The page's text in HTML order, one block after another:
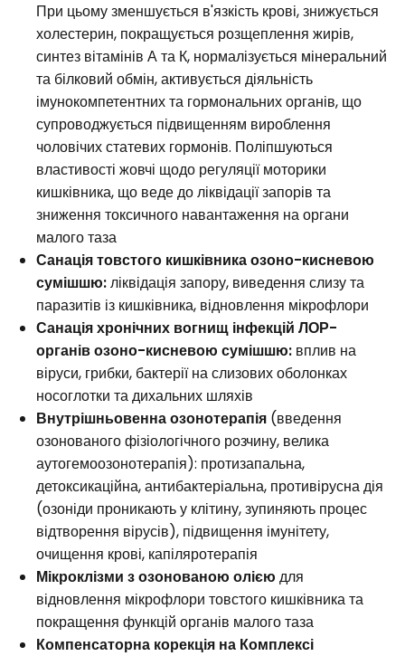
При цьому зменшується в'язкість крові, знижується
холестерин, покращується розщеплення жирів,
синтез вітамінів А та К, нормалізується мінеральний
та білковий обмін, активується діяльність
імунокомпетентних та гормональних органів, що
супроводжується підвищенням вироблення
чоловічих статевих гормонів. Поліпшуються
властивості жовчі щодо регуляції моторики
кишківника, що веде до ліквідації запорів та
зниження токсичного навантаження на органи
малого таза
Санація товстого кишківника озоно-кисневою
сумішшю:ліквідація запору, виведення слизу та
паразитів із кишківника, відновлення мікрофлори
Санація хронічних вогнищ інфекцій ЛОР-
органів озоно-кисневою сумішшю: вплив на
віруси, грибки, бактерії на слизових оболонках
носоглотки та дихальних шляхів
Внутрішньовенна озонотерапія (введення
озонованого фізіологічного розчину, велика
аутогемоозонотерапія): протизапальна,
детоксикаційна, антибактеріальна, противірусна дія
(озоніди проникають у клітину, зупиняють процес
відтворення вірусів), підвищення імунітету,
очищення крові, капіляротерапія
Мікроклізми з озонованою олією для
відновлення мікрофлори товстого кишківника та
покращення функцій органів малого таза
Компенсаторна корекція на Комплексі